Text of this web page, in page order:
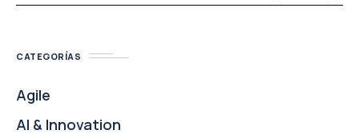
CATEGORÍAS
Agile
AI & Innovation